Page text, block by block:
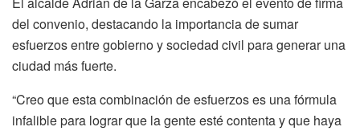
del convenio, destacando la importancia de sumar
esfuerzos entre gobierno y sociedad civil para generar una
ciudad más fuerte.
“Creo que esta combinación de esfuerzos es una fórmula
infalible para lograr que la gente esté contenta y que haya